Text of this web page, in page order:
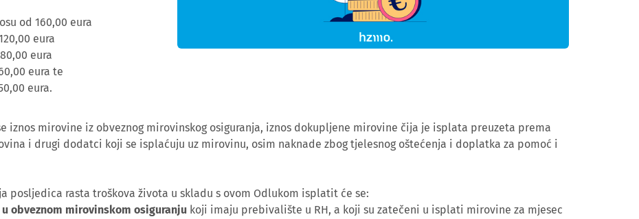
od 160,00 eura
eura
eura
eura te
eura.
iznos mirovine iz obveznog mirovinskog osiguranja, iznos dokupljene mirovine čija je isplata preuzeta prema
i drugi dodatci koji se isplaćuju uz mirovinu, osim naknade zbog tjelesnog oštećenja i doplatka za pomoć i
posljedica rasta troškova života u skladu s ovom Odlukom isplatit će se:
obveznom mirovinskom osiguranju koji imaju prebivalište u RH, a koji su zatečeni u isplati mirovine za mjesec